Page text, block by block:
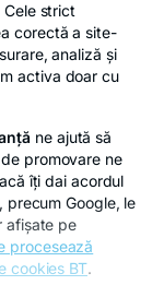
Politica de cookies
drepturile
strict
corectă a site-
analiză și
activa doar cu
ne ajută să
promovare ne
îți dai acordul
precum Google, le
afișate pe
procesează
cookies BT.